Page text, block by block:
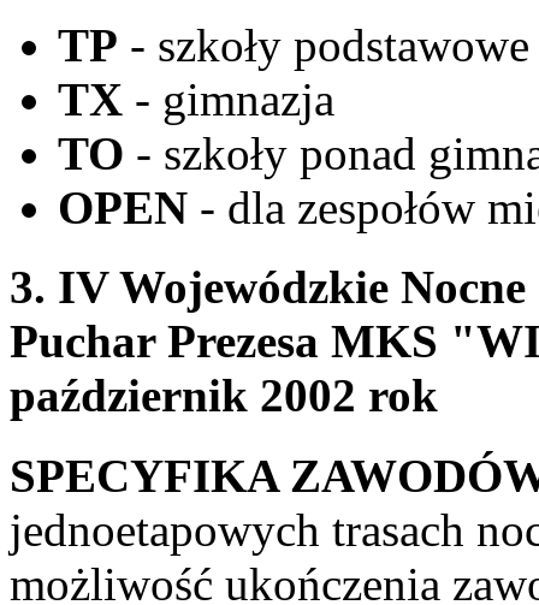
TP - szkoły podstawowe
TX - gimnazja
TO - szkoły ponad
OPEN - dla zespołów
3. IV Wojewódzkie
Puchar Prezesa MKS
październik 2002 rok
SPECYFIKA
jednoetapowych trasach
możliwość ukończenia